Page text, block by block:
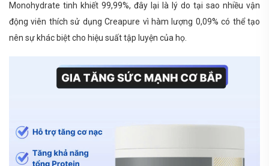
Monohydrate tinh khiết 99,99%, đây lại là lý do tại sao nhiều vận
động viên thích sử dụng Creapure vì hàm lượng 0,09% có thể tạo
nên sự khác biệt cho hiệu suất tập luyện của họ.